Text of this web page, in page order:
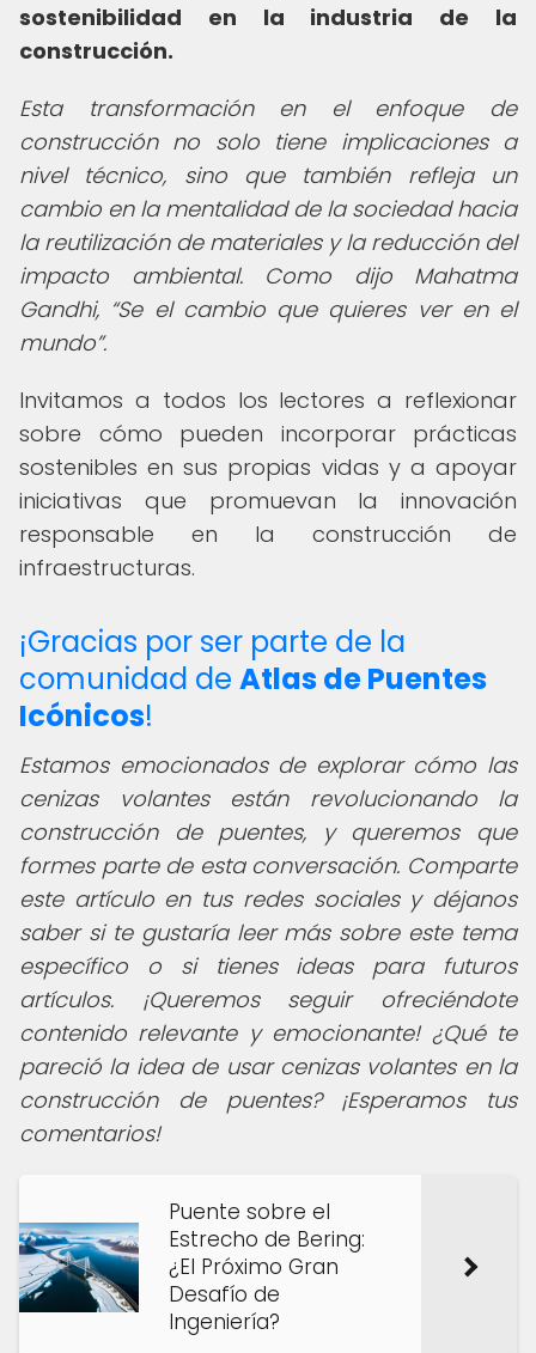
sostenibilidad en la industria de la
construcción.
Esta transformación en el enfoque de
construcción no solo tiene implicaciones a
nivel técnico, sino que también refleja un
cambio en la mentalidad de la sociedad hacia
la reutilización de materiales y la reducción del
impacto ambiental. Como dijo Mahatma
Gandhi,
Se el cambio que quieres ver en el
mundo .
Invitamos a todos los lectores a reflexionar
sobre cómo pueden incorporar prácticas
sostenibles en sus propias vidas y a apoyar
iniciativas que promuevan la innovación
responsable en la construcción de
infraestructuras.
¡Gracias por ser parte de la
comunidad de Atlas de Puentes
Icónicos!
Estamos emocionados de explorar cómo las
cenizas volantes están revolucionando la
construcción de puentes, y queremos que
formes parte de esta conversación. Comparte
este artículo en tus redes sociales y déjanos
saber si te gustaría leer más sobre este tema
específico o si tienes ideas para futuros
artículos. ¡Queremos seguir ofreciéndote
contenido relevante y emocionante! ¿Qué te
pareció la idea de usar cenizas volantes en la
construcción de puentes? ¡Esperamos tus
comentarios!
Puente sobre el
Estrecho de Bering:
¿El Próximo Gran
Desafío de
Ingeniería?